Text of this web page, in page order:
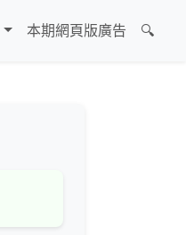
本期網頁版廣告 🔍